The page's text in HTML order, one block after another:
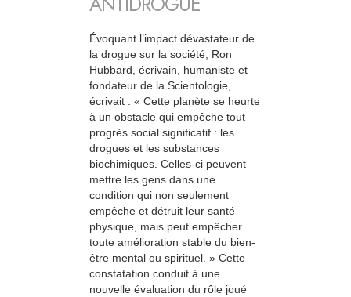
Évoquant l’impact dévastateur de
la drogue sur la société, Ron
Hubbard, écrivain, humaniste et
fondateur de la Scientologie,
écrivait : « Cette planète se heurte
à un obstacle qui empêche tout
progrès social significatif : les
drogues et les substances
biochimiques. Celles-ci peuvent
mettre les gens dans une
condition qui non seulement
empêche et détruit leur santé
physique, mais peut empêcher
toute amélioration stable du bien-
être mental ou spirituel. » Cette
constatation conduit à une
nouvelle évaluation du rôle joué